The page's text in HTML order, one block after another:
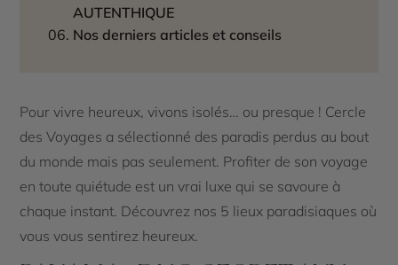
AUTENTHIQUE
Nos derniers articles et conseils
Pour vivre heureux, vivons isolés… ou presque ! Cercle
des Voyages a sélectionné des paradis perdus au bout
du monde mais pas seulement. Profiter de son voyage
en toute quiétude est un vrai luxe qui se savoure à
chaque instant. Découvrez nos 5 lieux paradisiaques où
vous vous sentirez heureux.